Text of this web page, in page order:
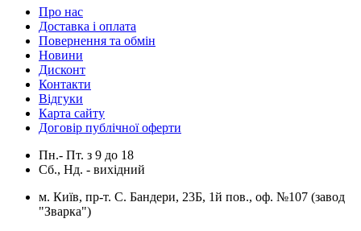
Про нас
Доставка і оплата
Повернення та обмін
Новини
Дисконт
Контакти
Відгуки
Карта сайту
Договір публічної оферти
Пн.- Пт. з 9 до 18
Сб., Нд. - вихідний
м. Київ, пр-т. С. Бандери, 23Б, 1й пов., оф. №107 (завод
"Зварка")